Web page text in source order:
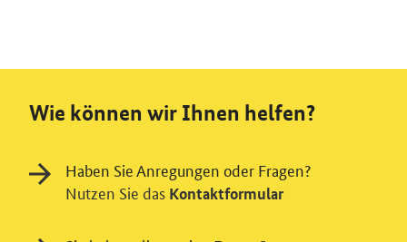
Wie können wir Ihnen helfen?
Haben Sie Anregungen oder Fragen?
Nutzen Sie das Kontaktformular